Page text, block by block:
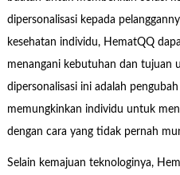
dipersonalisasi kepada
kesehatan individu, HematQQ
menangani kebutuhan dan tujuan
dipersonalisasi ini adalah
memungkinkan individu untuk
dengan cara yang tidak pernah
Selain kemajuan teknologinya,